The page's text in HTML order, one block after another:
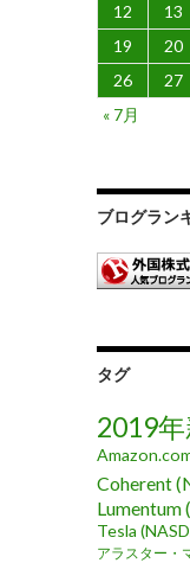
12
13
19
20
26
27
« 7月
ブログラン
タグ
2019
Coherent
Lumentum
Tesla
アラスター・